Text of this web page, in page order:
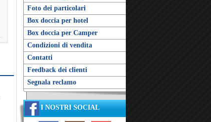
Foto dei particolari
Box doccia per hotel
Box doccia per Camper
Condizioni di vendita
Contatti
Feedback dei clienti
Segnala reclamo
I NOSTRI SOCIAL